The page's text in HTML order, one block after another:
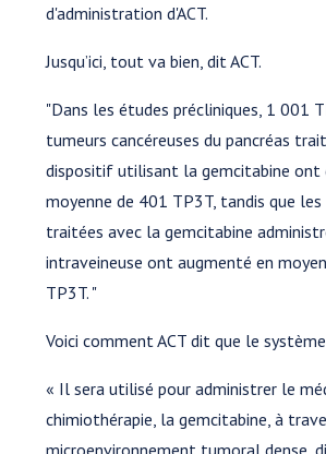
d'administration d'ACT.
Jusqu’ici, tout va bien, dit ACT.
"Dans les études précliniques, 1 001
tumeurs cancéreuses du pancréas
dispositif utilisant la gemcitabine ont
moyenne de 401 TP3T, tandis que
traitées avec la gemcitabine
intraveineuse ont augmenté en
TP3T. "
Voici comment ACT dit que le
« Il sera utilisé pour administrer le
chimiothérapie, la gemcitabine, à
microenvironnement tumoral dense,